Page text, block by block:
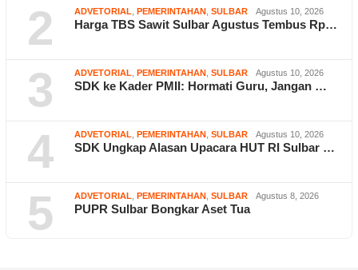
2 ADVETORIAL PEMERINTAHAN SULBAR Agustus 10, 2026
Harga TBS Sawit Sulbar Agustus Tembus Rp…
3 ADVETORIAL PEMERINTAHAN SULBAR Agustus 10, 2026
SDK ke Kader PMII: Hormati Guru, Jangan …
4 ADVETORIAL PEMERINTAHAN SULBAR Agustus 10, 2026
SDK Ungkap Alasan Upacara HUT RI Sulbar …
5 ADVETORIAL PEMERINTAHAN SULBAR Agustus 8, 2026
PUPR Sulbar Bongkar Aset Tua